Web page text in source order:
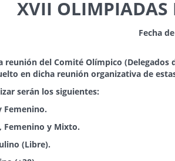
XVII OLIMPIADAS
Fecha
reunión del Comité Olímpico
en dicha reunión organizativa de
serán los siguientes:
Femenino.
Femenino y Mixto.
(Libre).